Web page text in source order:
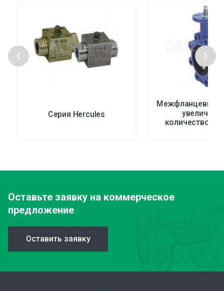
Серия Hercules
Межфланцевые
количеством
Оставьте заявку на коммерческое
предложение
Оставить заявку